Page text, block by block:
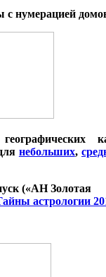
с нумерацией
небольших,
(«АН Золотая
астрологии